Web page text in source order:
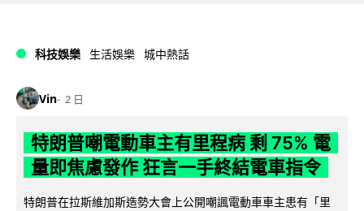
科技娛樂 生活娛樂 城中熱話
Vin 2 日
特朗普嘲電動車主有里程病 剩 75% 電
量即焦慮發作 狂言一手終結電車指令
特朗普在拉斯維加斯造勢大會上公開嘲諷電動車車主患有「里